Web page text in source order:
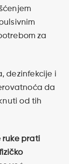
za
dezinfekcije i
da
od tih
ruke prati